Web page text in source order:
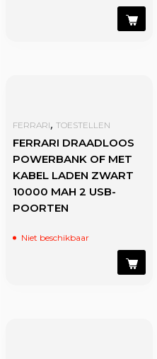
FERRARI, TOESTELLEN
FERRARI DRAADLOOS
POWERBANK OF MET
KABEL LADEN ZWART
10000 MAH 2 USB-
POORTEN
Niet beschikbaar